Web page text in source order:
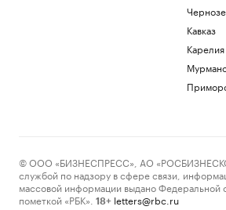
Кавказ
Карелия
© ООО «БИЗНЕСПРЕСС», АО
службой по надзору в сфере связи,
массовой информации выдано
пометкой «РБК».
18+ letters@rbc.ru